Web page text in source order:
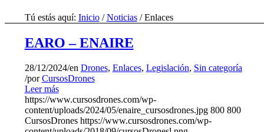
Tú estás aquí: Inicio / Noticias / Enlaces
EARO – ENAIRE
28/12/2024/en Drones, Enlaces, Legislación, Sin categoría
/porCursosDrones
Leer más
https://www.cursosdrones.com/wp-
content/uploads/2024/05/enaire_cursosdrones.jpg 800 800
CursosDrones https://www.cursosdrones.com/wp-